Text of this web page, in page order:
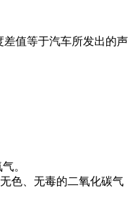
值等于汽车所发出的声
。
色、无毒的二氧化碳气